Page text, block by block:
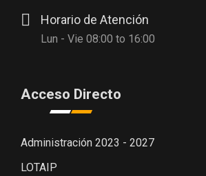
Horario de Atención
Lun - Vie 08:00 to 16:00
Acceso Directo
Administración 2023 - 2027
LOTAIP